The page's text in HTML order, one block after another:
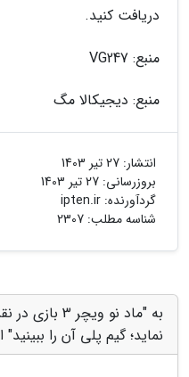
دریافت کنید.
منبع: VG247
منبع: دیجیکالا مگ
انتشار: 27 تیر 1403
بروزرسانی: 27 تیر 1403
گردآورنده: ipten.ir
شناسه مطلب: 2307
به "ماد نو
نماید؛ گیم پلی آن را ببینید"